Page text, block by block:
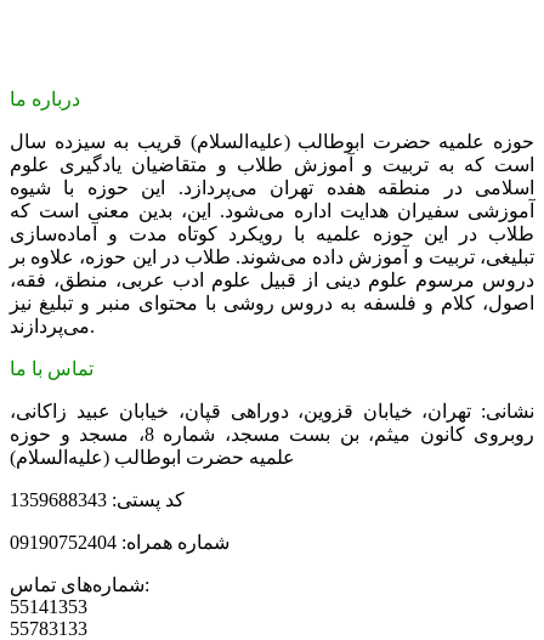
درباره ما
حوزه علمیه حضرت ابوطالب (علیه‌السلام) قریب به سیزده سال
است که به تربیت و آموزش طلاب و متقاضیان یادگیری علوم
اسلامی در منطقه هفده تهران می‌پردازد. این حوزه با شیوه
آموزشی سفیران هدایت اداره می‌شود. این، بدین معنی است که
طلاب در این حوزه علمیه با رویکرد کوتاه مدت و آماده‌سازی
تبلیغی، تربیت و آموزش داده می‌شوند. طلاب در این حوزه، علاوه بر
دروس مرسوم علوم دینی از قبیل علوم ادب عربی، منطق، فقه،
اصول، کلام و فلسفه به دروس روشی با محتوای منبر و تبلیغ نیز
می‌پردازند.
تماس با ما
نشانی: تهران، خیابان قزوین، دوراهی قپان، خیابان عبید زاکانی،
روبروی کانون میثم، بن بست مسجد، شماره 8، مسجد و حوزه
علمیه حضرت ابوطالب (علیه‌السلام)
کد پستی: 1359688343
شماره همراه: 09190752404
شماره‌های تماس:
55141353
55783133